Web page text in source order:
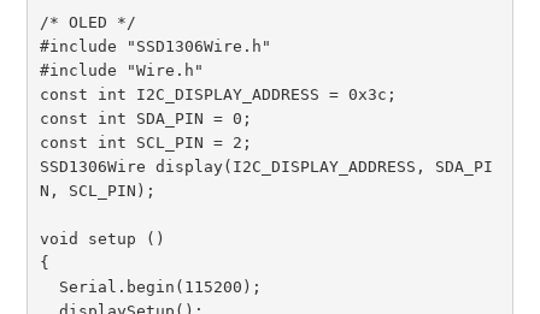
/* OLED */
#include "SSD1306Wire.h"
#include "Wire.h"
const int I2C_DISPLAY_ADDRESS = 0x3c;
const int SDA_PIN = 0;
const int SCL_PIN = 2;
SSD1306Wire display(I2C_DISPLAY_ADDRESS, SDA_PI
N, SCL_PIN);
void setup ()
{